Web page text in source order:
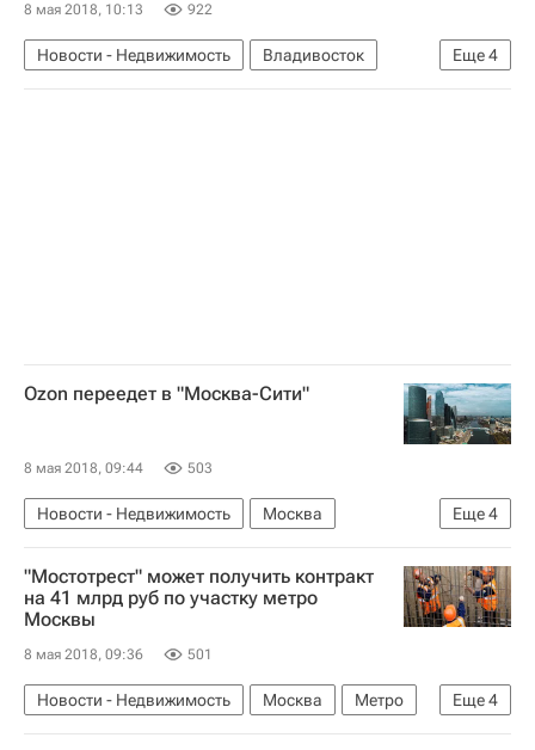
8 мая 2018, 10:13 922
Еще4
Новости - Недвижимость
Владивосток
Строительство
Мосты
Инфраструктура
Ozon переедет в "Москва-Сити"
8 мая 2018, 09:44 503
Еще4
Новости - Недвижимость
Москва
Москва-Сити
Коммерческая недвижимость
Аренда
Россия
"Мостотрест" может получить контракт
на 41 млрд руб по участку метро
Москвы
8 мая 2018, 09:36 501
Еще4
Новости - Недвижимость Москва
Метро
Инфраструктура
Транспорт
Госзакупки